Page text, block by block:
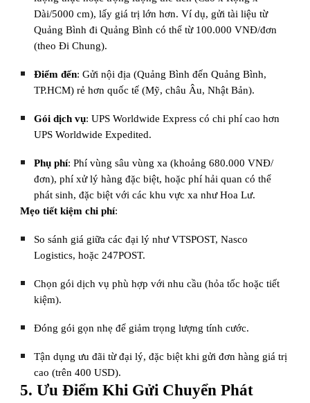
Dài/5000 cm), lấy giá trị lớn hơn. Ví dụ, gửi tài liệu từ
Quảng Bình đi Quảng Bình có thể từ 100.000 VNĐ/đơn
(theo Đi Chung).
Điểm đến: Gửi nội địa (Quảng Bình đến Quảng Bình,
TP.HCM) rẻ hơn quốc tế (Mỹ, châu Âu, Nhật Bản).
Gói dịch vụ: UPS Worldwide Express có chi phí cao hơn
UPS Worldwide Expedited.
Phụ phí: Phí vùng sâu vùng xa (khoảng 680.000 VNĐ/
đơn), phí xử lý hàng đặc biệt, hoặc phí hải quan có thể
phát sinh, đặc biệt với các khu vực xa như Hoa Lư.
Mẹo tiết kiệm chi phí:
So sánh giá giữa các đại lý như VTSPOST, Nasco
Logistics, hoặc 247POST.
Chọn gói dịch vụ phù hợp với nhu cầu (hỏa tốc hoặc tiết
kiệm).
Đóng gói gọn nhẹ để giảm trọng lượng tính cước.
Tận dụng ưu đãi từ đại lý, đặc biệt khi gửi đơn hàng giá trị
cao (trên 400 USD).
5. Ưu Điểm Khi Gửi Chuyển Phát